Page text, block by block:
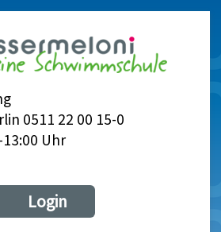
0511 22 00 15-0
Uhr
Login